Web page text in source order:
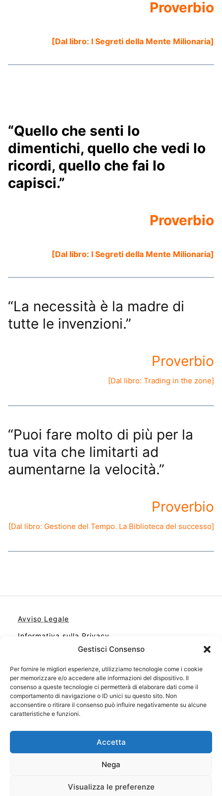
Gestisci Consenso
Per fornire le migliori esperienze, utilizziamo tecnologie come i cookie
per memorizzare e/o accedere alle informazioni del dispositivo. Il
consenso a queste tecnologie ci permetterà di elaborare dati come il
comportamento di navigazione o ID unici su questo sito. Non
acconsentire o ritirare il consenso può influire negativamente su alcune
caratteristiche e funzioni.
Accetta
Nega
Visualizza le preferenze
Proverbio
[Dal libro: I Segreti della Mente Milionaria]
“Quello che senti lo
dimentichi, quello che vedi lo
ricordi, quello che fai lo
capisci.”
Proverbio
[Dal libro: I Segreti della Mente Milionaria]
“La necessità è la madre di
tutte le invenzioni.”
Proverbio
[Dal libro: Trading in the zone]
“Puoi fare molto di più per la
tua vita che limitarti ad
aumentarne la velocità.”
Proverbio
[Dal libro: Gestione del Tempo. La Biblioteca del successo]
Avviso Legale
Informativa sulla Privacy
Contatto
Cookie Policy (UE)